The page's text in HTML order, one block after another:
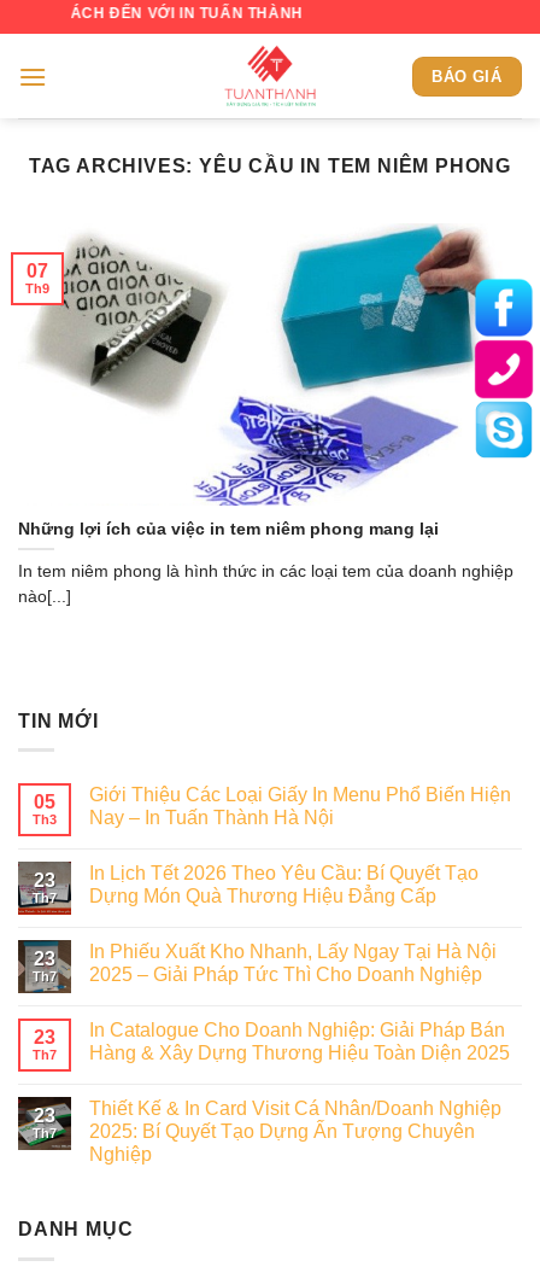
content
ĐẾN VỚI IN TUẤN THÀNH
BÁO GIÁ
TAG ARCHIVES:YÊU CẦU IN TEM NIÊM PHONG
Những lợi ích của việc in tem niêm phong mang lại
In tem niêm phong là hình thức in các loại tem của doanh nghiệp
nào[...]
07
Th9
TIN MỚI
05
Th3
Giới Thiệu Các Loại Giấy In Menu Phổ Biến Hiện
Nay – In Tuấn Thành Hà Nội
23
Th7
In Lịch Tết 2026 Theo Yêu Cầu: Bí Quyết Tạo
Dựng Món Quà Thương Hiệu Đẳng Cấp
23
Th7
In Phiếu Xuất Kho Nhanh, Lấy Ngay Tại Hà Nội
2025 – Giải Pháp Tức Thì Cho Doanh Nghiệp
23
Th7
In Catalogue Cho Doanh Nghiệp: Giải Pháp Bán
Hàng & Xây Dựng Thương Hiệu Toàn Diện 2025
23
Th7
Thiết Kế & In Card Visit Cá Nhân/Doanh Nghiệp
2025: Bí Quyết Tạo Dựng Ấn Tượng Chuyên
Nghiệp
DANH MỤC